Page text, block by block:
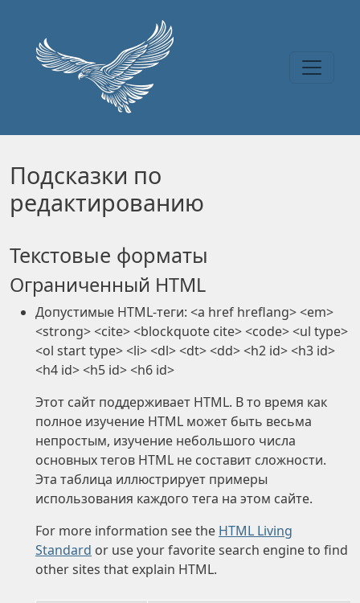
Подсказки по
редактированию
Текстовые форматы
Ограниченный HTML
Допустимые HTML-теги: <a href hreflang> <em>
<strong> <cite> <blockquote cite> <code> <ul type>
<ol start type> <li> <dl> <dt> <dd> <h2 id> <h3 id>
<h4 id> <h5 id> <h6 id>
Этот сайт поддерживает HTML. В то время как
полное изучение HTML может быть весьма
непростым, изучение небольшого числа
основных тегов HTML не составит сложности.
Эта таблица иллюстрирует примеры
использования каждого тега на этом сайте.
For more information see the HTML Living
Standard or use your favorite search engine to find
other sites that explain HTML.